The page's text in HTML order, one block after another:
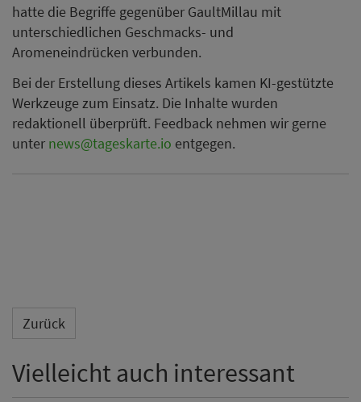
hatte die Begriffe gegenüber GaultMillau mit
unterschiedlichen Geschmacks- und
Aromeneindrücken verbunden.
Bei der Erstellung dieses Artikels kamen KI-gestützte
Werkzeuge zum Einsatz. Die Inhalte wurden
redaktionell überprüft. Feedback nehmen wir gerne
unter news@tageskarte.io entgegen.
Zurück
Vielleicht auch interessant